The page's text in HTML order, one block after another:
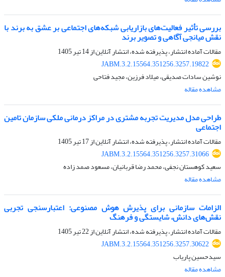
بررسی تأثیر فعالیت‌های بازاریابی شبکه‌های اجتماعی بر عشق به برند با
نقش میانجی آگاهی و تصویر برند
مقالات آماده انتشار، پذیرفته شده، انتشار آنلاین از14 تیر 1405
JABM.3.2.15564.351256.3257.19822
نوشین سادات صدیقی، میلاد فرزین، مجید فتاحی
مشاهده مقاله
طراحی مدل مدیریت تجربه مشتری در مراکز درمانی ملکی سازمان تامین
اجتماعی
مقالات آماده انتشار، پذیرفته شده، انتشار آنلاین از17 تیر 1405
JABM.3.2.15564.351256.3257.31066
سعید کوهستان نجفی، محمد رضا قربانیان، مسعود صمد زاده
مشاهده مقاله
الزامات سازمانی برای پذیرش هوش مصنوعی: اعتبارسنجی تجربی
نقش‌های دانش، شایستگی و فرهنگ
مقالات آماده انتشار، پذیرفته شده، انتشار آنلاین از22 تیر 1405
JABM.3.2.15564.351256.3257.30622
سیدحسین پاریاب
مشاهده مقاله